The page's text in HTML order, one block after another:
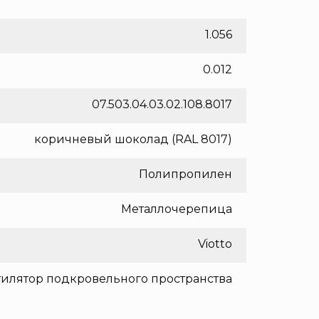
1.056
0.012
07.503.04.03.02.108.8017
коричневый шоколад (RAL 8017)
Полипропилен
Металлочерепица
Viotto
подкровельного пространства